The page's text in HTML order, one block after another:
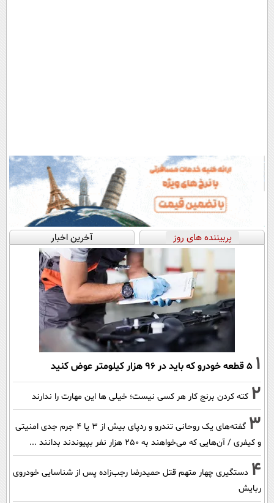
پربیننده های روز آخرین اخبار
1 ۵ قطعه خودرو که باید در ۹۶ هزار کیلومتر عوض کنید
2 کته کردن برنج کار هر کسی نیست؛ خیلی ها این مهارت را ندارند
3
گفته‌های یک روحانی تندرو و ردپای بیش از ۳ یا ۴ جرم جدی امنیتی
و کیفری / آن‌هایی که می‌خواهند به ۲۵۰ هزار نفر بپیوندند بدانند ...
4 دستگیری چهار متهم قتل حمیدرضا رجب‌زاده پس از شناسایی خودروی
ربایش